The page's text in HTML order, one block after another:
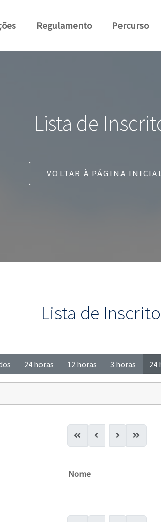
Regulamento Percurso
Lista de
VOLTAR À PÁGINA
Lista de
24 horas 12 horas 3 horas 24
Nome